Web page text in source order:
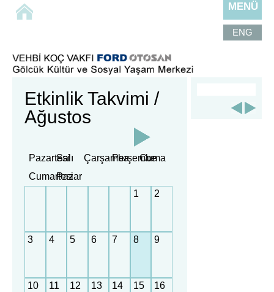
MENÜ
ENG
Etkinlik Takvimi /
Ağustos
Pazartesi
Salı ÇarşambaPerşembe
Cuma
Cumartesi
Pazar
1
2
3 4 5 6 7 8 9
10 11 12 13 14 15 16